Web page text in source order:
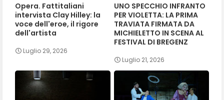
Opera. Fattitaliani
intervista Clay Hilley: la
voce dell'eroe, il rigore
dell'artista
Luglio 29, 2026
UNO SPECCHIO INFRANTO
PER VIOLETTA: LA PRIMA
TRAVIATA FIRMATA DA
MICHIELETTO IN SCENA AL
FESTIVAL DI BREGENZ
Luglio 21, 2026